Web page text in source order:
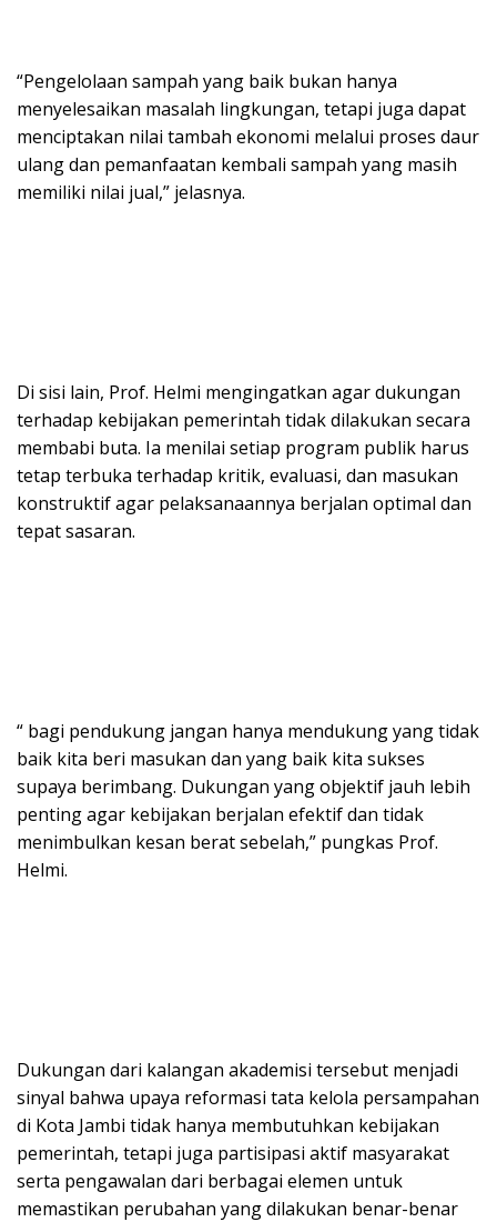
“Pengelolaan sampah yang baik bukan hanya
menyelesaikan masalah lingkungan, tetapi juga dapat
menciptakan nilai tambah ekonomi melalui proses daur
ulang dan pemanfaatan kembali sampah yang masih
memiliki nilai jual,” jelasnya.
Di sisi lain, Prof. Helmi mengingatkan agar dukungan
terhadap kebijakan pemerintah tidak dilakukan secara
membabi buta. Ia menilai setiap program publik harus
tetap terbuka terhadap kritik, evaluasi, dan masukan
konstruktif agar pelaksanaannya berjalan optimal dan
tepat sasaran.
“ bagi pendukung jangan hanya mendukung yang tidak
baik kita beri masukan dan yang baik kita sukses
supaya berimbang. Dukungan yang objektif jauh lebih
penting agar kebijakan berjalan efektif dan tidak
menimbulkan kesan berat sebelah,” pungkas Prof.
Helmi.
Dukungan dari kalangan akademisi tersebut menjadi
sinyal bahwa upaya reformasi tata kelola persampahan
di Kota Jambi tidak hanya membutuhkan kebijakan
pemerintah, tetapi juga partisipasi aktif masyarakat
serta pengawalan dari berbagai elemen untuk
memastikan perubahan yang dilakukan benar-benar